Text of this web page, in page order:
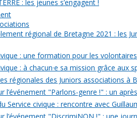
: les jeunes s’engagent !
régional de Bretagne 2021 : les
: une formation pour les
: à chacun·e sa mission grâce aux
régionales des Juniors associations à
l’événement "Parlons-genre !" : un
Service civique : rencontre avec